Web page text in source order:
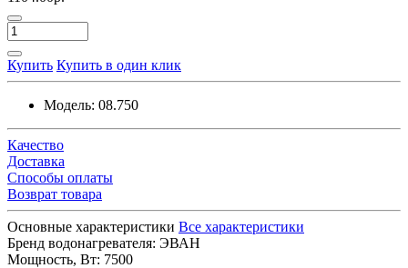
Купить Купить в один клик
Модель: 08.750
Качество
Доставка
Способы оплаты
Возврат товара
Основные характеристики Все характеристики
Бренд водонагревателя: ЭВАН
Мощность, Вт: 7500